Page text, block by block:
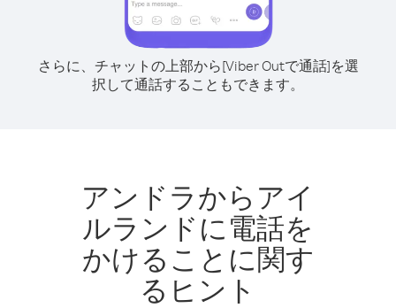
さらに、チャットの上部から[Viber Outで通話]を選
択して通話することもできます。
アンドラからアイ
ルランドに電話を
かけることに関す
るヒント